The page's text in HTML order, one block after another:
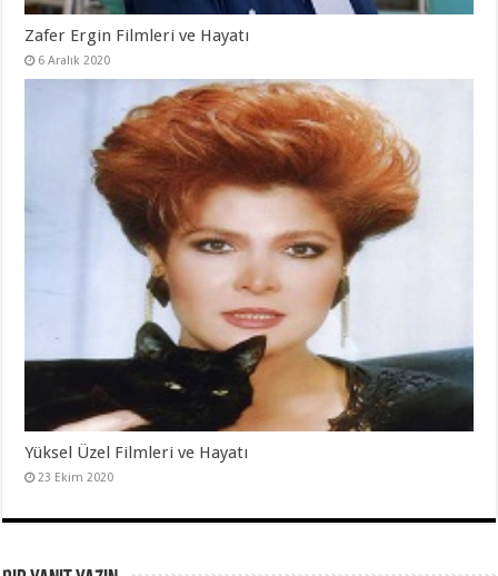
Zafer Ergin Filmleri ve Hayatı
6 Aralık 2020
Yüksel Üzel Filmleri ve Hayatı
23 Ekim 2020